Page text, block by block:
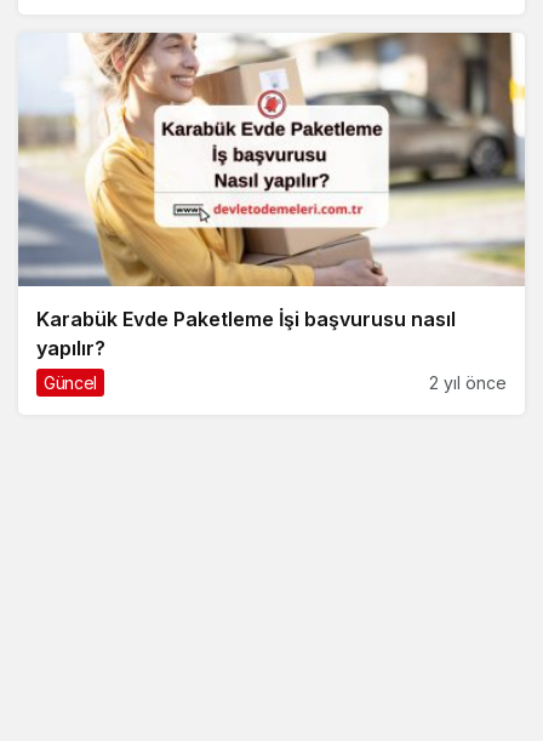
Karabük Evde Paketleme İşi başvurusu nasıl
yapılır?
Güncel 2 yıl önce